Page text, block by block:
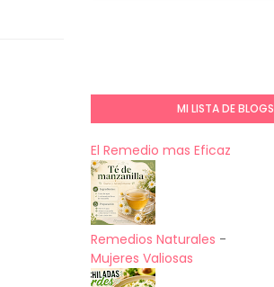
MI LISTA DE BLOGS
El Remedio mas Eficaz
Remedios Naturales -
Mujeres Valiosas